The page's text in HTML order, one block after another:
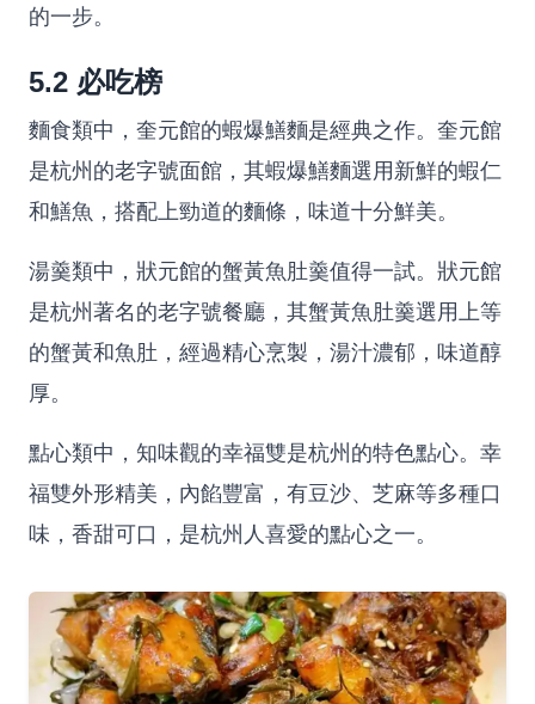
的一步。
5.2 必吃榜
麵食類中，奎元館的蝦爆鱔麵是經典之作。奎元館
是杭州的老字號面館，其蝦爆鱔麵選用新鮮的蝦仁
和鱔魚，搭配上勁道的麵條，味道十分鮮美。
湯羹類中，狀元館的蟹黃魚肚羹值得一試。狀元館
是杭州著名的老字號餐廳，其蟹黃魚肚羹選用上等
的蟹黃和魚肚，經過精心烹製，湯汁濃郁，味道醇
厚。
點心類中，知味觀的幸福雙是杭州的特色點心。幸
福雙外形精美，內餡豐富，有豆沙、芝麻等多種口
味，香甜可口，是杭州人喜愛的點心之一。